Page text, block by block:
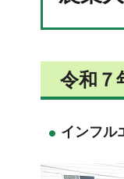
令和
インフル